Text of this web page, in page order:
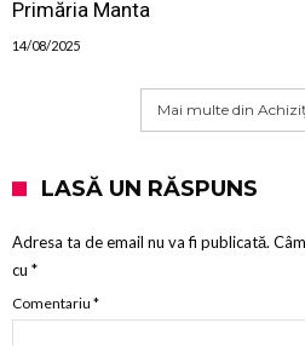
Primăria Manta
14/08/2025
Mai multe din
LASĂ UN RĂSPUNS
Adresa ta de email nu va fi publicată.
cu *
Comentariu *